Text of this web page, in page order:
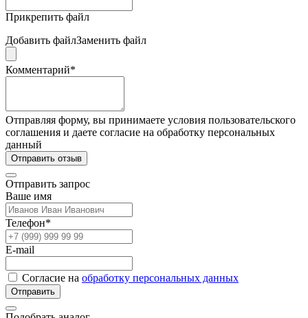
Прикрепить файл
Добавить файлЗаменить файл
Комментарий*
Отправляя форму, вы принимаете условия пользовательского
соглашения и даете согласие на обработку персональных
данный
Отправить отзыв
Отправить запрос
Ваше имя
Телефон*
E-mail
Согласие на обработку персональных данных
Отправить